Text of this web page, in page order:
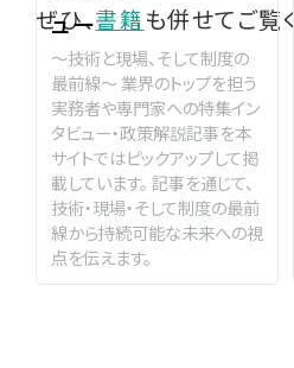
ぜひ、書籍も併せてご覧
ュー
～技術と現場、そして制度の
最前線～ 業界のトップを担う
実務者や専門家への特集イン
タビュー・政策解説記事を本
サイトではピックアップして掲
載しています。 記事を通じて、
技術・現場・そして制度の最前
線から持続可能な未来への視
点を伝えます。